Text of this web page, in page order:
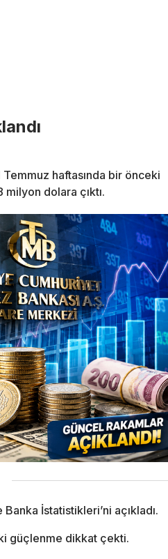
haftasında bir önceki
dolara çıktı.
İstatistikleri’ni açıkladı.
güçlenme dikkat çekti.